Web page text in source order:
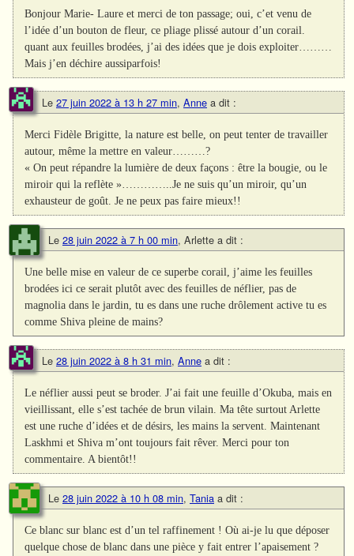
Bonjour Marie- Laure et merci de ton passage; oui, c’et venu de
l’idée d’un bouton de fleur, ce pliage plissé autour d’un corail.
quant aux feuilles brodées, j’ai des idées que je dois exploiter………
Mais j’en déchire aussiparfois!
Le 27 juin 2022 à 13 h 27 min, Anne a dit :
Merci Fidèle Brigitte, la nature est belle, on peut tenter de travailler
autour, même la mettre en valeur………?
« On peut répandre la lumière de deux façons : être la bougie, ou le
miroir qui la reflète »…………..Je ne suis qu’un miroir, qu’un
exhausteur de goût. Je ne peux pas faire mieux!!
Le 28 juin 2022 à 7 h 00 min, Arlette a dit :
Une belle mise en valeur de ce superbe corail, j’aime les feuilles
brodées ici ce serait plutôt avec des feuilles de néflier, pas de
magnolia dans le jardin, tu es dans une ruche drôlement active tu es
comme Shiva pleine de mains?
Le 28 juin 2022 à 8 h 31 min, Anne a dit :
Le néflier aussi peut se broder. J’ai fait une feuille d’Okuba, mais en
vieillissant, elle s’est tachée de brun vilain. Ma tête surtout Arlette
est une ruche d’idées et de désirs, les mains la servent. Maintenant
Laskhmi et Shiva m’ont toujours fait rêver. Merci pour ton
commentaire. A bientôt!!
Le 28 juin 2022 à 10 h 08 min, Tania a dit :
Ce blanc sur blanc est d’un tel raffinement ! Où ai-je lu que déposer
quelque chose de blanc dans une pièce y fait entrer l’apaisement ?